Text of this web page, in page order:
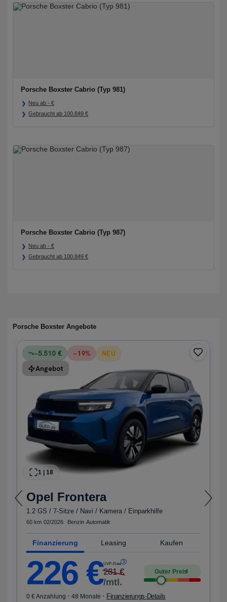
Porsche Boxster Cabrio (Typ 981)
Neu ab - €
Gebraucht ab 100.849 €
Porsche Boxster Cabrio (Typ 987)
Neu ab - €
Gebraucht ab 100.849 €
Porsche Boxster Angebote
−5.510 € −19% NEU
Angebot
1 | 18
Opel Frontera
1.2 GS / 7-Sitze / Navi / Kamera / Einparkhilfe
60 km 02/2026 Benzin Automatik
Finanzierung Leasing Kaufen
226 €UVP-Rate 3
281€
/mtl.
Guter Preis4
0 € Anzahlung · 48 Monate · Finanzierungs-Details